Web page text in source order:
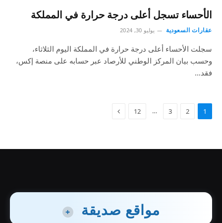
الأحساء تسجل أعلى درجة حرارة في المملكة
عقارات السعودية يوليو 30, 2024
سجلت الأحساء أعلى درجة حرارة في المملكة اليوم الثلاثاء،
وحسب بيان المركز الوطني للأرصاد عبر حسابه على منصة إكس،
فقد…
1
2
3
…
12
مواقع صديقة +